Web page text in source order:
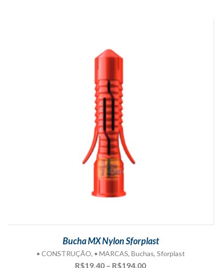
Bucha MX Nylon Sforplast
• CONSTRUÇÃO, • MARCAS, Buchas, Sforplast
R$19,40 – R$194,00Faixa